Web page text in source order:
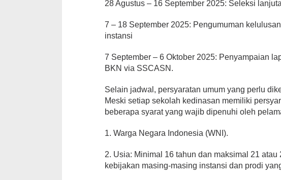
28 Agustus – 16 September 2025: Seleksi
7 – 18 September 2025: Pengumuman
instansi
7 September – 6 Oktober 2025: Penyampaian
BKN via SSCASN.
Selain jadwal, persyaratan umum yang perlu
Meski setiap sekolah kedinasan memiliki
beberapa syarat yang wajib dipenuhi oleh
1. Warga Negara Indonesia (WNI).
2. Usia: Minimal 16 tahun dan maksimal 21 atau
kebijakan masing-masing instansi dan prodi